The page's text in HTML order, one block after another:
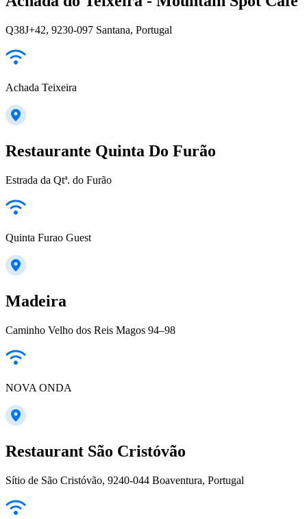
Q38J+42, 9230-097 Santana, Portugal
Achada Teixeira
Restaurante Quinta Do Furão
Estrada da Qtª. do Furão
Quinta Furao Guest
Madeira
Caminho Velho dos Reis Magos 94–98
NOVA ONDA
Restaurant São Cristóvão
Sítio de São Cristóvão, 9240-044 Boaventura, Portugal